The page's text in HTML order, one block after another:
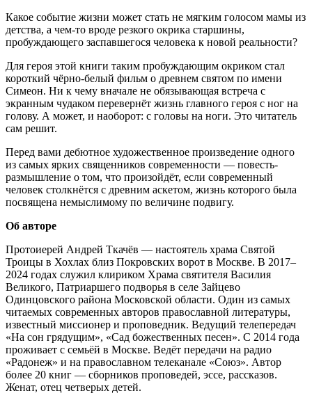
Какое событие жизни может стать не мягким голосом мамы из
детства, а чем-то вроде резкого окрика старшины,
пробуждающего заспавшегося человека к новой реальности?
Для героя этой книги таким пробуждающим окриком стал
короткий чёрно-белый фильм о древнем святом по имени
Симеон. Ни к чему вначале не обязывающая встреча с
экранным чудаком перевернёт жизнь главного героя с ног на
голову. А может, и наоборот: с головы на ноги. Это читатель
сам решит.
Перед вами дебютное художественное произведение одного
из самых ярких священников современности — повесть-
размышление о том, что произойдёт, если современный
человек столкнётся с древним аскетом, жизнь которого была
посвящена немыслимому по величине подвигу.
Об авторе
Протоиерей Андрей Ткачёв — настоятель храма Святой
Троицы в Хохлах близ Покровских ворот в Москве. В 2017–
2024 годах служил клириком Храма святителя Василия
Великого, Патриаршего подворья в селе Зайцево
Одинцовского района Московской области. Один из самых
читаемых современных авторов православной литературы,
известный миссионер и проповедник. Ведущий телепередач
«На сон грядущим», «Сад божественных песен». С 2014 года
проживает с семьёй в Москве. Ведёт передачи на радио
«Радонеж» и на православном телеканале «Союз». Автор
более 20 книг — сборников проповедей, эссе, рассказов.
Женат, отец четверых детей.